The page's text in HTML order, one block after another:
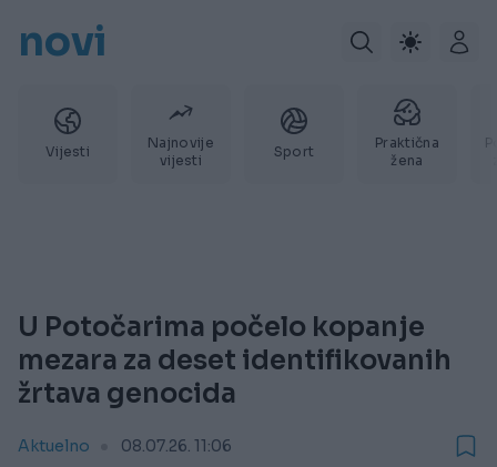
novi
Vijesti
Najnovije
vijesti
Sport
Praktična
žena
U Potočarima počelo kopanje
mezara za deset identifikovanih
žrtava genocida
Aktuelno 08.07.26. 11:06